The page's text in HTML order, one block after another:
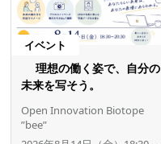
イベント
理想の働く姿で、自分の
未来を写そう。
Open Innovation Biotope
”bee”